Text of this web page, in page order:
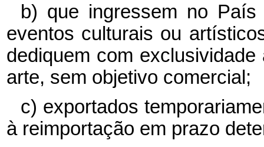
b) que ingressem no País
eventos culturais ou
dediquem com
arte, sem objetivo comercial;
c) exportados
à reimportação em prazo